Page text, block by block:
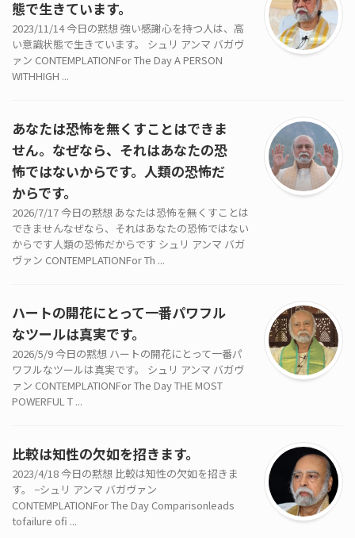
態で生きています。
2023/11/14 今日の黙想 強い感謝心を持つ人は、高
い意識状態で生きています。 シュリ アンマ バガヴ
ァン CONTEMPLATIONFor The Day A PERSON
WITHHIGH ...
あなたは恐怖を無くすことはできま
せん。なぜなら、それはあなたの恐
怖ではないからです。人類の恐怖だ
からです。
2026/7/17 今日の黙想 あなたは恐怖を無くすことは
できませんなぜなら、それはあなたの恐怖ではない
からです人類の恐怖だからです シュリ アンマ バガ
ヴァン CONTEMPLATIONFor Th ...
ハートの開花にとって一番パワフル
なツールは真実です。
2026/5/9 今日の黙想 ハートの開花にとって一番パ
ワフルなツールは真実です。 シュリ アンマ バガヴ
ァン CONTEMPLATIONFor The Day THE MOST
POWERFUL T ...
比較は知性の欠如を招きます。
2023/4/18 今日の黙想 比較は知性の欠如を招きま
す。 −シュリ アンマ バガヴァン
CONTEMPLATIONFor The Day Comparisonleads
tofailure ofi ...